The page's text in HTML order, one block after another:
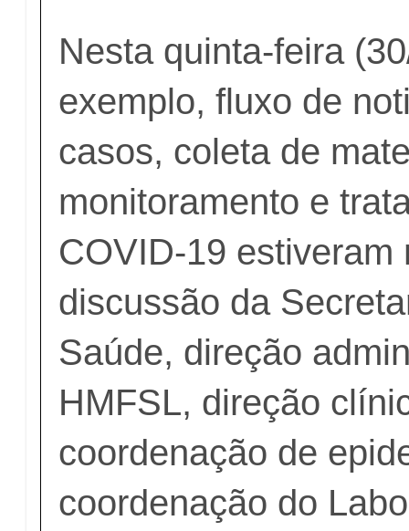
Nesta quinta-feira
exemplo, fluxo de
casos, coleta de
monitoramento e
COVID-19 estiveram
discussão da
Saúde, direção
HMFSL, direção
coordenação de
coordenação do